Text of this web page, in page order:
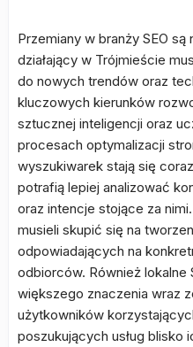
Przemiany w branży SEO
działający w Trójmieście
do nowych trendów oraz
kluczowych kierunków
sztucznej inteligencji oraz
procesach optymalizacji
wyszukiwarek stają się
potrafią lepiej analizować
oraz intencje stojące za
musieli skupić się na
odpowiadających na
odbiorców. Również lokalne
większego znaczenia wraz
użytkowników
poszukujących usług blisko